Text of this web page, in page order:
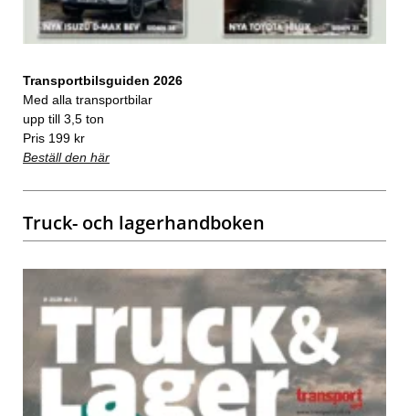
Transportbilsguiden 2026
Med alla transportbilar
upp till 3,5 ton
Pris 199 kr
Beställ den här
Truck- och lagerhandboken